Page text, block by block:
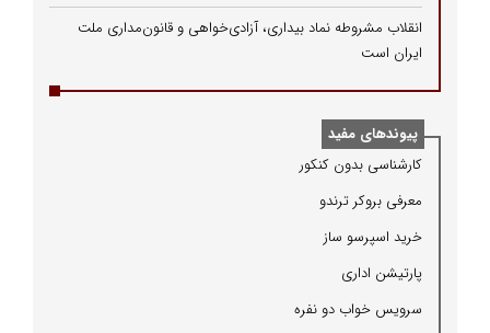
انقلاب مشروطه نماد بیداری، آزادی‌خواهی و قانون‌مداری ملت
ایران است
پیوندهای مفید
كارشناسی بدون كنكور
معرفی بروكر ترندو
خرید اسپرسو ساز
پارتیشن اداری
سرویس خواب دو نفره